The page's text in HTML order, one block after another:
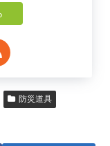
防災道具